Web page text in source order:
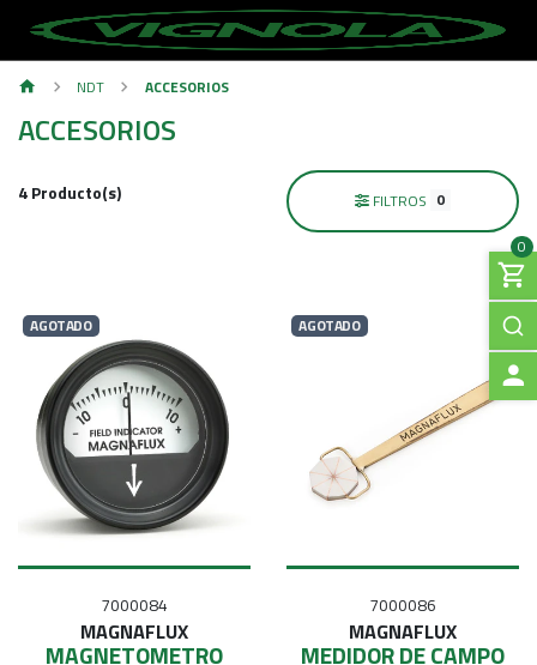
0
NDT ACCESORIOS
ACCESORIOS
4 Producto(s) FILTROS 0
AGOTADO
7000084
MAGNAFLUX
MAGNETOMETRO
AGOTADO
7000086
MAGNAFLUX
MEDIDOR DE CAMPO